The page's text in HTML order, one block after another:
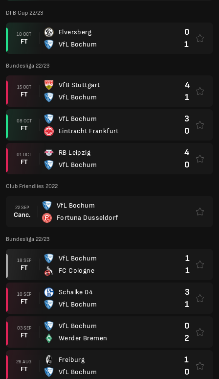
DFB Cup 22/23
18 OCT
FT
Elversberg
VfL Bochum
0
1
Bundesliga 22/23
15 OCT
FT
VfB Stuttgart
VfL Bochum
4
1
08 OCT
FT
VfL Bochum
Eintracht Frankfurt
3
0
01 OCT
FT
RB Leipzig
VfL Bochum
4
0
Club Friendlies 2022
22 SEP
Canc.
VfL Bochum
Fortuna Dusseldorf
Bundesliga 22/23
18 SEP
FT
VfL Bochum
FC Cologne
1
1
10 SEP
FT
Schalke 04
VfL Bochum
3
1
03 SEP
FT
VfL Bochum
Werder Bremen
0
2
26 AUG
FT
Freiburg
VfL Bochum
1
0